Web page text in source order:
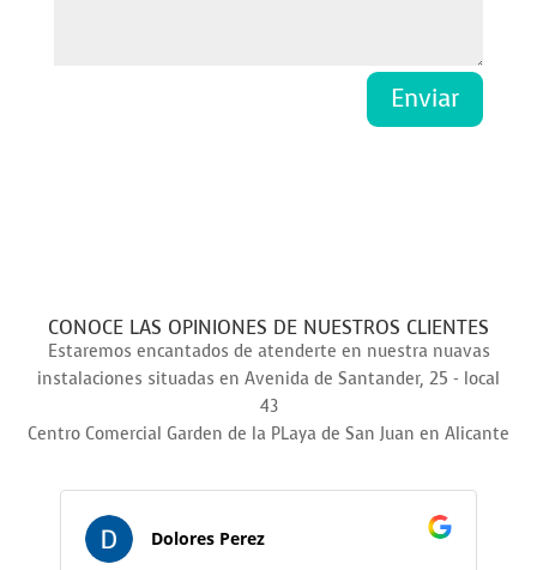
Enviar
CONOCE LAS OPINIONES DE NUESTROS CLIENTES
Estaremos encantados de atenderte en nuestra nuavas
instalaciones situadas en Avenida de Santander, 25 - local
43
Centro Comercial Garden de la PLaya de San Juan en Alicante
Dolores Perez